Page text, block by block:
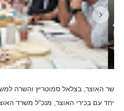
שר האוצר, בצלאל סמוטריץ והשרה
יחד עם בכירי האוצר, מנכ"ל משרד